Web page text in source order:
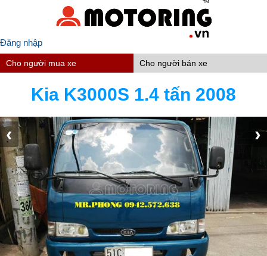
Đăng nhập
Cho người mua xe Cho người bán xe
Kia K3000S 1.4 tấn 2008
‹ ›